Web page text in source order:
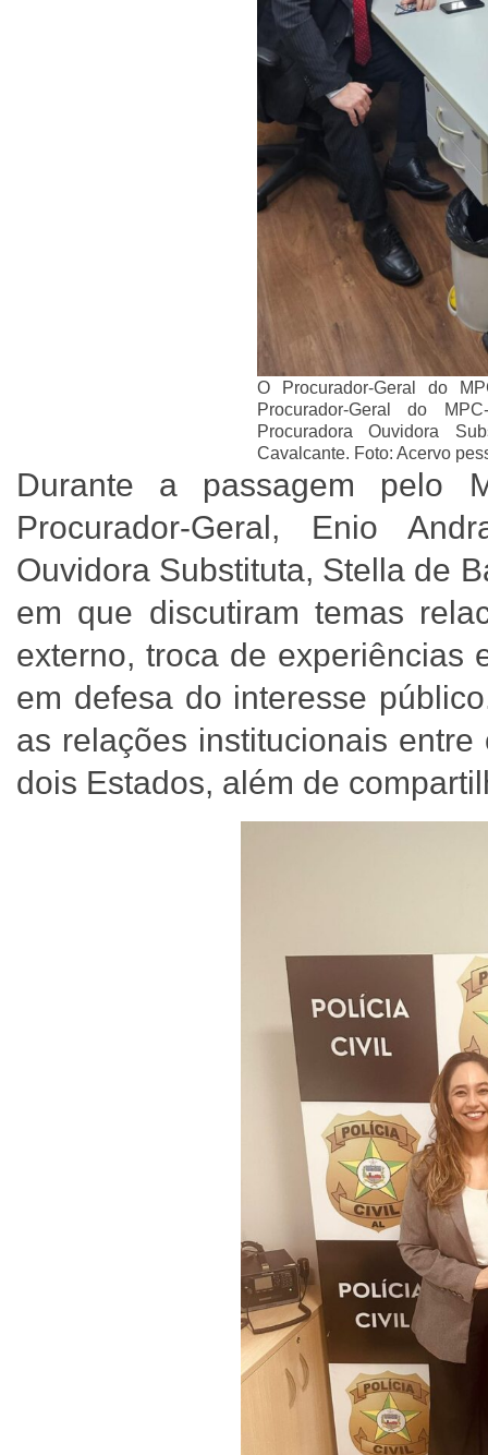
O Procurador-Geral do
Procurador-Geral do
Procuradora Ouvidora
Cavalcante. Foto: Acervo
Durante a passagem pelo
Procurador-Geral, Enio
Ouvidora Substituta, Stella de
em que discutiram temas
externo, troca de experiências
em defesa do interesse
as relações institucionais
dois Estados, além de